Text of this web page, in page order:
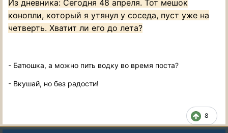
Из дневника: Сегодня 48 апреля. Тот мешок
конопли, который я утянул у соседа, пуст уже на
четверть. Хватит ли его до лета?
- Батюшка, а можно пить водку во время поста?
- Вкушай, но без радости!
8